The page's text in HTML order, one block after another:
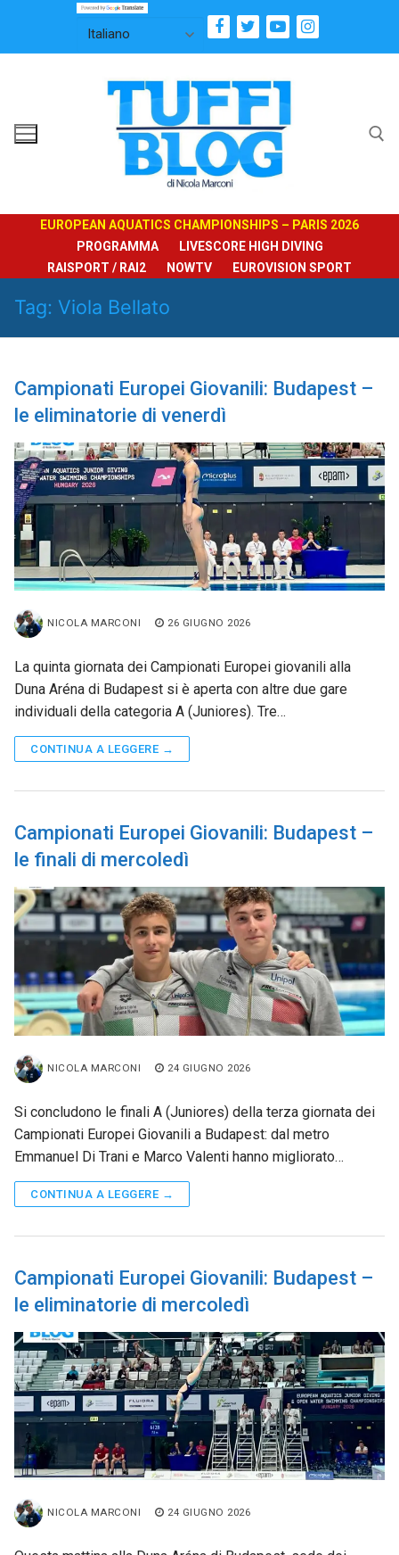
contenuto
EUROPEAN AQUATICS CHAMPIONSHIPS – PARIS 2026
PROGRAMMA
LIVESCORE HIGH DIVING
RAISPORT / RAI2
NOWTV EUROVISION SPORT
Tag: Viola Bellato
Campionati Europei Giovanili: Budapest –
le eliminatorie di venerdì
NICOLA MARCONI 26 GIUGNO 2026
La quinta giornata dei Campionati Europei giovanili alla
Duna Aréna di Budapest si è aperta con altre due gare
individuali della categoria A (Juniores). Tre…
CONTINUA A LEGGERE →
Campionati Europei Giovanili: Budapest –
le finali di mercoledì
NICOLA MARCONI 24 GIUGNO 2026
Si concludono le finali A (Juniores) della terza giornata dei
Campionati Europei Giovanili a Budapest: dal metro
Emmanuel Di Trani e Marco Valenti hanno migliorato…
CONTINUA A LEGGERE →
Campionati Europei Giovanili: Budapest –
le eliminatorie di mercoledì
NICOLA MARCONI 24 GIUGNO 2026